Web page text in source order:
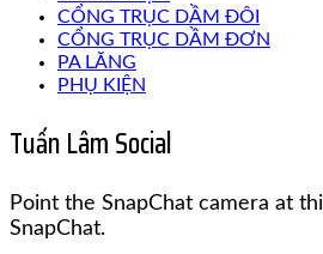
CỔNG TRỤC DẦM ĐÔI
CỔNG TRỤC DẦM ĐƠN
PA LĂNG
PHỤ KIỆN
Tuấn Lâm Social
Point the SnapChat camera at
SnapChat.